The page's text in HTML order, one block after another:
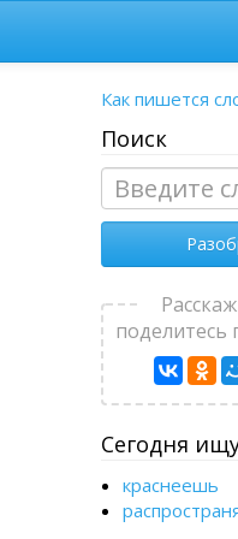
Как пишется
Поиск
поделитесь
Сегодня
краснеешь